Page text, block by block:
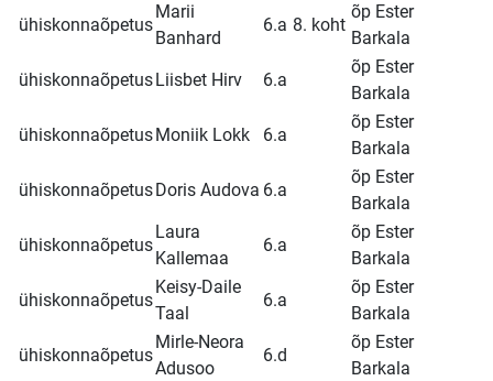
ühiskonnaõpetus
Marii
Banhard
6.a 8. koht
õp Ester
Barkala
ühiskonnaõpetus Liisbet Hirv 6.a
õp Ester
Barkala
ühiskonnaõpetus Moniik Lokk 6.a
õp Ester
Barkala
ühiskonnaõpetus Doris Audova 6.a
õp Ester
Barkala
ühiskonnaõpetus
Laura
Kallemaa
6.a
õp Ester
Barkala
ühiskonnaõpetus
Keisy-Daile
Taal
6.a
õp Ester
Barkala
ühiskonnaõpetus
Mirle-Neora
Adusoo
6.d
õp Ester
Barkala